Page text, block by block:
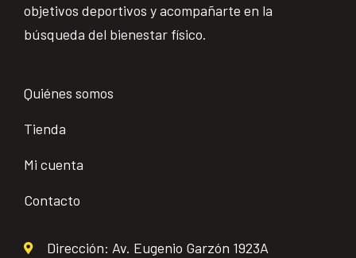
objetivos deportivos y acompañarte en la
búsqueda del bienestar físico.
Quiénes somos
Tienda
Mi cuenta
Contacto
Dirección: Av. Eugenio Garzón 1923A